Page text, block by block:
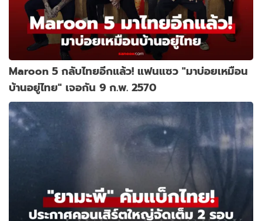
Maroon 5 กลับไทยอีกแล้ว! แฟนแซว "มาบ่อยเหมือน
บ้านอยู่ไทย" เจอกัน 9 ก.พ. 2570